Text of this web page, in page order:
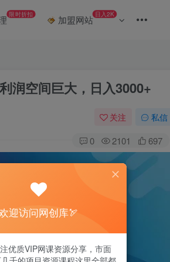
限时折扣 加盟网站 日入2K
润空间巨大，日入3000+
关注 私信
0 2101 697
迎访问网创库🏹
优质VIP网课资源分享，市面